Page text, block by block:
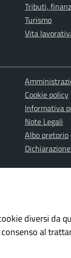
Tributi,
Turismo
Vita
Cookie policy
Informativa
Note Legali
Albo pretorio
diversi da
al